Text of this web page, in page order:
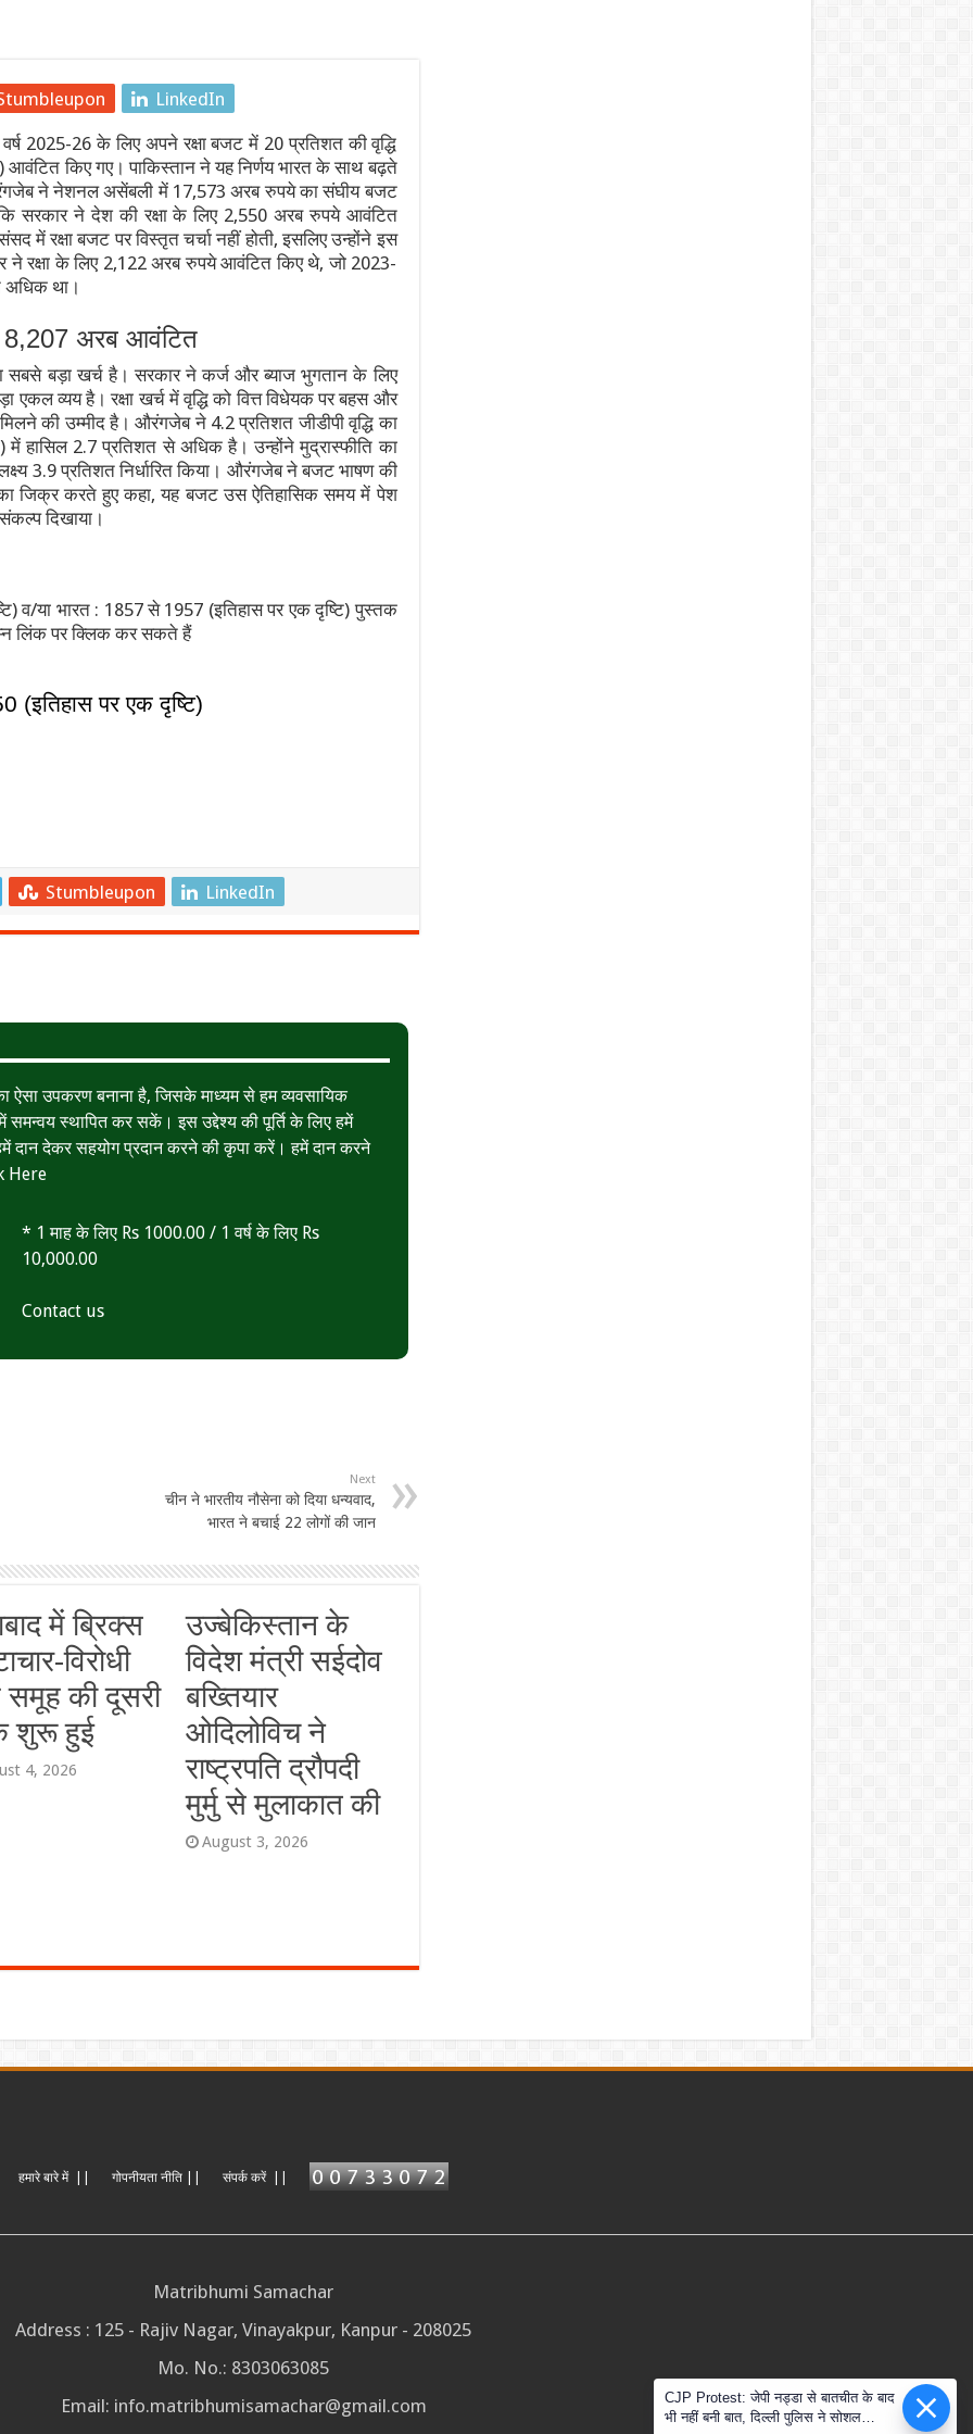
बॉम्बे हाईकोर्ट का सोशल मीडिया प्लेटफॉर्म्स को कड़ा आदेश, नितिन गडकरी को मिली बड़ी राहत
में, 21 साल के सबसे बड़े घोटाले को लेकर मंत्रियों में आर-पार, इस्लामाबाद सील
74 की उम्र में निधन, कैंसर से हार गए जिंदगी की जंग
आंदोलन: छात्र नेता देवेंद्र महतो का आमरण अनशन जारी, 6 और 7 अगस्त को विधानसभा घेराव का अल्टीमेटम
LinkedIn
वर्ष 2025-26 के लिए अपने रक्षा बजट में 20 प्रतिशत की वृद्धि
किए गए। पाकिस्तान ने यह निर्णय भारत के साथ बढ़ते
ने नेशनल असेंबली में 17,573 अरब रुपये का संघीय बजट
सरकार ने देश की रक्षा के लिए 2,550 अरब रुपये आवंटित
में रक्षा बजट पर विस्तृत चर्चा नहीं होती, इसलिए उन्होंने इस
ने रक्षा के लिए 2,122 अरब रुपये आवंटित किए थे, जो 2023-
था।
8,207 अरब आवंटित
सबसे बड़ा खर्च है। सरकार ने कर्ज और ब्याज भुगतान के लिए
व्यय है। रक्षा खर्च में वृद्धि को वित्त विधेयक पर बहस और
की उम्मीद है। औरंगजेब ने 4.2 प्रतिशत जीडीपी वृद्धि का
में हासिल 2.7 प्रतिशत से अधिक है। उन्होंने मुद्रास्फीति का
3.9 प्रतिशत निर्धारित किया। औरंगजेब ने बजट भाषण की
जिक्र करते हुए कहा, यह बजट उस ऐतिहासिक समय में पेश
दिखाया।
व/या भारत : 1857 से 1957 (इतिहास पर एक दृष्टि) पुस्तक
लिंक पर क्लिक कर सकते हैं
(इतिहास पर एक दृष्टि)
Stumbleupon LinkedIn
ऐसा उपकरण बनाना है, जिसके माध्यम से हम व्यवसायिक
समन्वय स्थापित कर सकें। इस उद्देश्य की पूर्ति के लिए हमें
दान देकर सहयोग प्रदान करने की कृपा करें। हमें दान करने
Here
* 1 माह के लिए Rs 1000.00 / 1 वर्ष के लिए Rs
10,000.00
Contact us
Next
चीन ने भारतीय नौसेना को दिया धन्यवाद,
भारत ने बचाई 22 लोगों की जान
में ब्रिक्स
विरोधी
समूह की दूसरी
शुरू हुई
4, 2026
उज्बेकिस्तान के
विदेश मंत्री सईदोव
बख्तियार
ओदिलोविच ने
राष्ट्रपति द्रौपदी
मुर्मु से मुलाकात की
August 3, 2026
हमारे बारे में || गोपनीयता नीति || संपर्क करें ||
Matribhumi Samachar
Address : 125 - Rajiv Nagar, Vinayakpur, Kanpur - 208025
Mo. No.: 8303063085
Email: info.matribhumisamachar@gmail.com
CJP Protest: जेपी नड्डा से बातचीत के बाद
भी नहीं बनी बात, दिल्ली पुलिस ने सोशल